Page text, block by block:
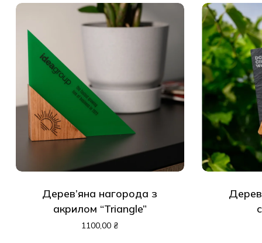
Дерев’яна нагорода з
акрилом “Triangle”
1100,00 ₴